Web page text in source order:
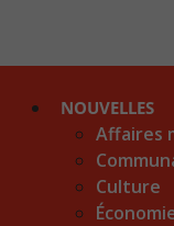
NOUVELLES
Affaires
Culture